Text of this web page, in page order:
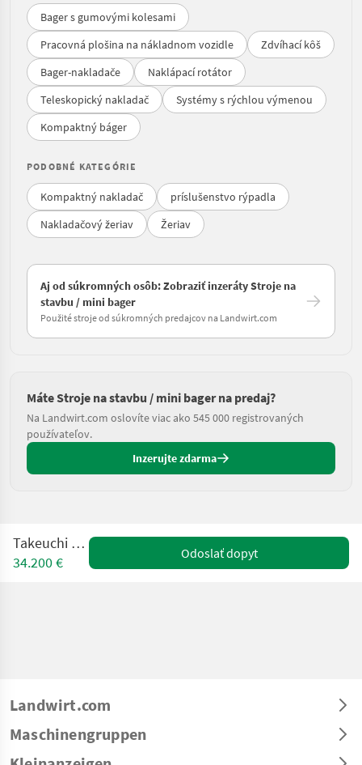
Bager s gumovými kolesami
Pracovná plošina na nákladnom vozidle
Zdvíhací kôš
Bager-nakladače
Naklápací rotátor
Teleskopický nakladač
Systémy s rýchlou výmenou
Kompaktný báger
PODOBNÉ KATEGÓRIE
Kompaktný nakladač
príslušenstvo rýpadla
Nakladačový žeriav
Žeriav
Aj od súkromných osôb: Zobraziť inzeráty Stroje na
stavbu / mini bager
Použité stroje od súkromných predajcov na Landwirt.com
Máte Stroje na stavbu / mini bager na predaj?
Na Landwirt.com oslovíte viac ako 545 000 registrovaných
používateľov.
Inzerujte zdarma
Takeuchi TB 145
34.200 €
Odoslať dopyt
Landwirt.com
Maschinengruppen